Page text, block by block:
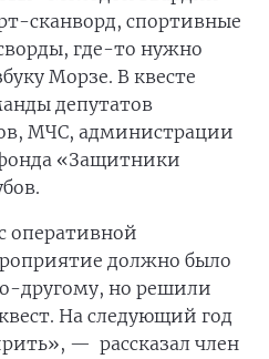
сканворд, спортивные
где-то нужно
Морзе. В квесте
депутатов
МЧС, администрации
«Защитники
оперативной
должно было
другому, но решили
На следующий год
— рассказал член